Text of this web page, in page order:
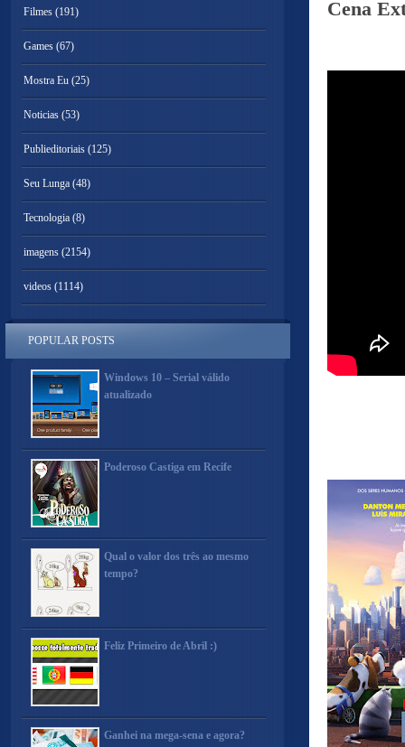
Cena
Filmes (191)
Games (67)
Mostra Eu (25)
Noticias (53)
Publieditoriais (125)
Seu Lunga (48)
Tecnologia (8)
imagens (2154)
videos (1114)
POPULAR POSTS
Windows 10 – Serial válido
atualizado
Poderoso Castiga em Recife
Qual o valor dos três ao mesmo
tempo?
Feliz Primeiro de Abril :)
Ganhei na mega-sena e agora?